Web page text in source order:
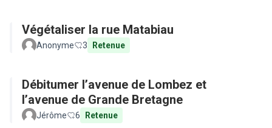
Végétaliser la rue Matabiau
Anonyme 3 Retenue
Débitumer l’avenue de Lombez et
l’avenue de Grande Bretagne
Jérôme 6 Retenue